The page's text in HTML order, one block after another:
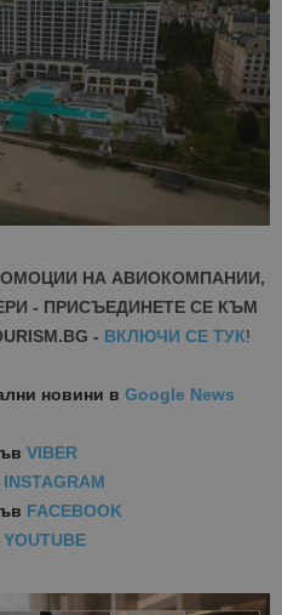
НА АВИОКОМПАНИИ,
- ПРИСЪЕДИНЕТЕ СЕ КЪМ
- ВКЛЮЧИ СЕ ТУК!
новини в Google News
VIBER
INSTAGRAM
FACEBOOK
YOUTUBE